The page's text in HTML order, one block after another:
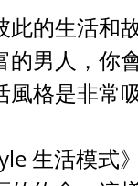
的生活和
男人，你
格是非常
生活模式》